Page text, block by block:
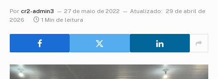
Por cr2-admin3 27 de maio de 2022 Atualizado: 29 de abril de
2026
1 Min de leitura